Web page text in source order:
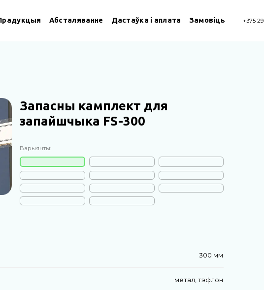
Абсталяванне Дастаўка і аплата Замовіць +375 29
Запасны камплект для
запайшчыка FS-300
Варыянты:
300 мм
метал, тэфлон